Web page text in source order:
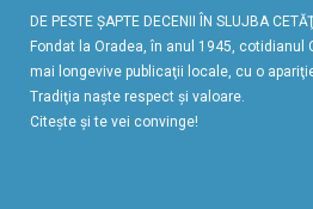
DE PESTE ŞAPTE DECENII ÎN SLUJBA
Fondat la Oradea, în anul 1945, cotidianul
mai longevive publicaţii locale, cu o
Tradiţia naşte respect şi valoare.
Citeşte şi te vei convinge!